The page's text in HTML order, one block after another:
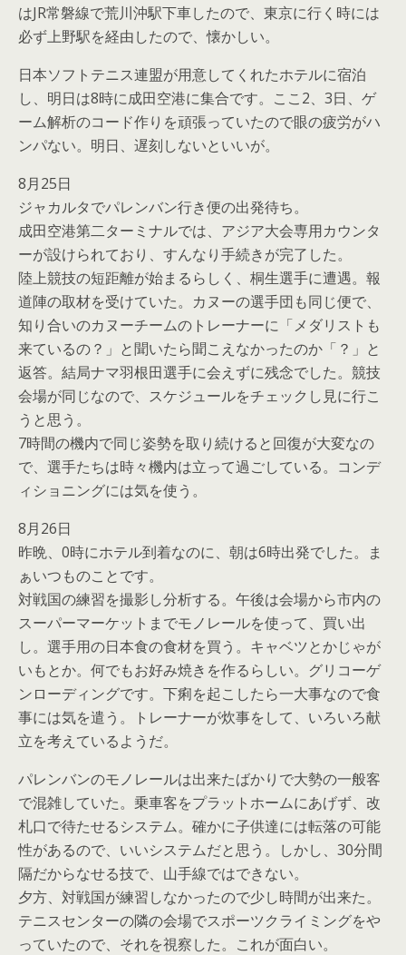
はJR常磐線で荒川沖駅下車したので、東京に行く時には
必ず上野駅を経由したので、懐かしい。
日本ソフトテニス連盟が用意してくれたホテルに宿泊
し、明日は8時に成田空港に集合です。ここ2、3日、ゲ
ーム解析のコード作りを頑張っていたので眼の疲労がハ
ンパない。明日、遅刻しないといいが。
8月25日
ジャカルタでパレンバン行き便の出発待ち。
成田空港第二ターミナルでは、アジア大会専用カウンタ
ーが設けられており、すんなり手続きが完了した。
陸上競技の短距離が始まるらしく、桐生選手に遭遇。報
道陣の取材を受けていた。カヌーの選手団も同じ便で、
知り合いのカヌーチームのトレーナーに「メダリストも
来ているの？」と聞いたら聞こえなかったのか「？」と
返答。結局ナマ羽根田選手に会えずに残念でした。競技
会場が同じなので、スケジュールをチェックし見に行こ
うと思う。
7時間の機内で同じ姿勢を取り続けると回復が大変なの
で、選手たちは時々機内は立って過ごしている。コンデ
ィショニングには気を使う。
8月26日
昨晩、0時にホテル到着なのに、朝は6時出発でした。ま
ぁいつものことです。
対戦国の練習を撮影し分析する。午後は会場から市内の
スーパーマーケットまでモノレールを使って、買い出
し。選手用の日本食の食材を買う。キャベツとかじゃが
いもとか。何でもお好み焼きを作るらしい。グリコーゲ
ンローディングです。下痢を起こしたら一大事なので食
事には気を遣う。トレーナーが炊事をして、いろいろ献
立を考えているようだ。
パレンバンのモノレールは出来たばかりで大勢の一般客
で混雑していた。乗車客をプラットホームにあげず、改
札口で待たせるシステム。確かに子供達には転落の可能
性があるので、いいシステムだと思う。しかし、30分間
隔だからなせる技で、山手線ではできない。
夕方、対戦国が練習しなかったので少し時間が出来た。
テニスセンターの隣の会場でスポーツクライミングをや
っていたので、それを視察した。これが面白い。